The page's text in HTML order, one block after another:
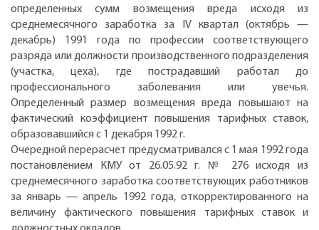
определенных сумм возмещения вреда исходя из
среднемесячного заработка за IV квартал (октябрь —
декабрь) 1991 года по профессии соответствующего
разряда или должности производственного подразделения
(участка, цеха), где пострадавший работал до
профессионального заболевания или увечья.
Определенный размер возмещения вреда повышают на
фактический коэффициент повышения тарифных ставок,
образовавшийся с 1 декабря 1992 г.
Очередной перерасчет предусматривался с 1 мая 1992 года
постановлением КМУ от 26.05.92 г. № 276 исходя из
среднемесячного заработка соответствующих работников
за январь — апрель 1992 года, откорректированного на
величину фактического повышения тарифных ставок и